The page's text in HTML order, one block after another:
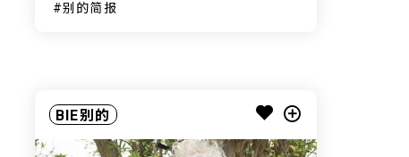
别的简报
BIE别的